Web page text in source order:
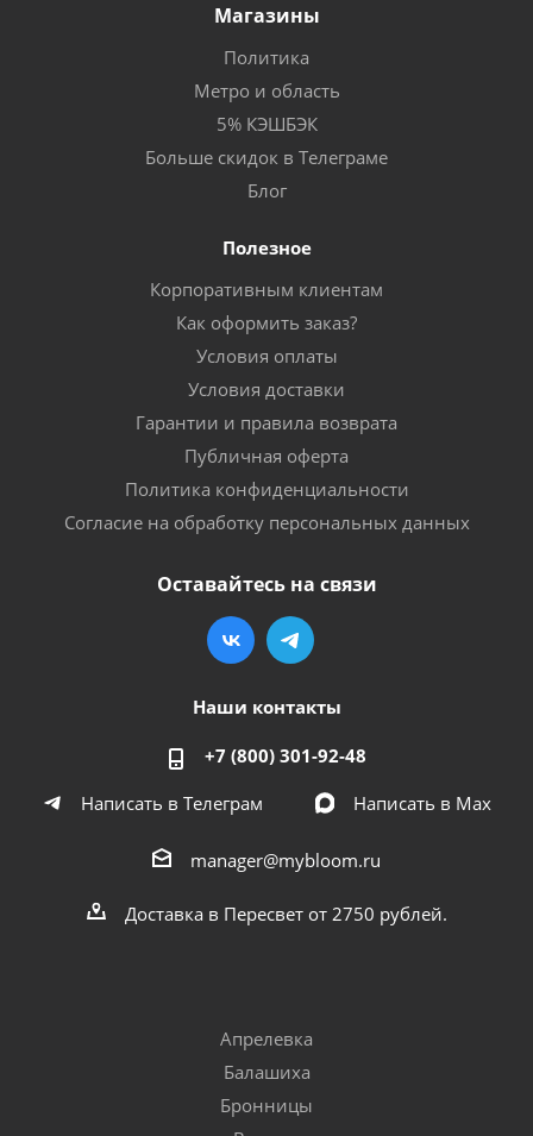
Магазины
Политика
Метро и область
5% КЭШБЭК
Больше скидок в Телеграме
Блог
Полезное
Корпоративным клиентам
Как оформить заказ?
Условия оплаты
Условия доставки
Гарантии и правила возврата
Публичная оферта
Политика конфиденциальности
Согласие на обработку персональных данных
Оставайтесь на связи
Наши контакты
+7 (800) 301-92-48
Написать в Телеграм
Написать в Мах
manager@mybloom.ru
Доставка в Пересвет от 2750 рублей.
Апрелевка
Балашиха
Бронницы